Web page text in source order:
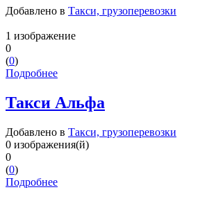
Добавлено в Такси, грузоперевозки
1 изображение
0
(0)
Подробнее
Такси Альфа
Добавлено в Такси, грузоперевозки
0 изображения(й)
0
(0)
Подробнее